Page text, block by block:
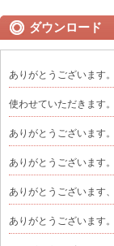
ダウンロード
ありがとうございます
使わせていただきます
ありがとうございます
ありがとうございます
ありがとうございます
ありがとうございます